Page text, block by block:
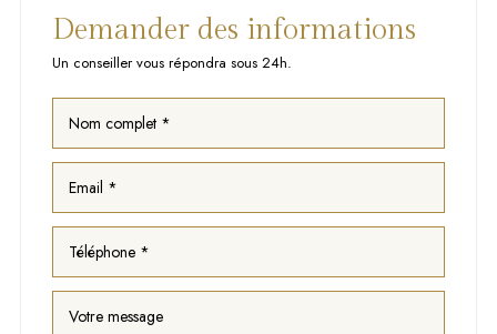
Demander des informations
Un conseiller vous répondra sous 24h.